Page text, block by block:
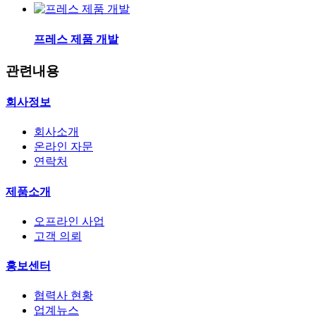
프레스 제품 개발
관련내용
회사정보
회사소개
온라인 자문
연락처
제품소개
오프라인 사업
고객 의뢰
홍보센터
협력사 현황
업계뉴스